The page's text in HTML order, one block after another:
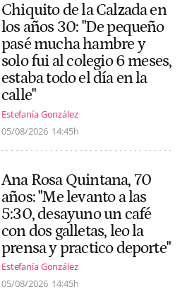
Chiquito de la Calzada en
los años 30: "De pequeño
pasé mucha hambre y
solo fui al colegio 6 meses,
estaba todo el día en la
calle"
Estefanía González
05/08/2026 14:45h
Ana Rosa Quintana, 70
años: "Me levanto a las
5:30, desayuno un café
con dos galletas, leo la
prensa y practico deporte"
Estefanía González
05/08/2026 14:45h